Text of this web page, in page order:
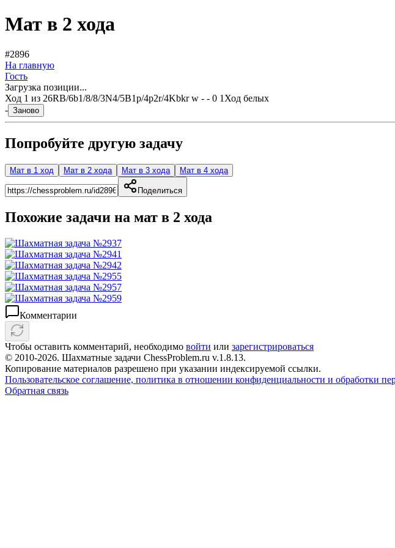
Мат в 2 хода
#2896
На главную
Гость
Загрузка позиции...
Ход 1 из 26RB/6b1/8/8/3N4/5B1p/4p2r/4Kbkr w - - 0 1 Ход белых
- Заново
Попробуйте другую задачу
Мат в 1 ход Мат в 2 хода Мат в 3 хода Мат в 4 хода
Поделиться
Похожие задачи на мат в 2 хода
Комментарии
Чтобы оставить комментарий, необходимо войти или зарегистрироваться
© 2010-2026. Шахматные задачи ChessProblem.ru v.1.8.13.
Копирование материалов разрешено при указании индексируемой ссылки.
Пользовательское соглашение, политика в отношении конфиденциальности и обработки
Обратная связь